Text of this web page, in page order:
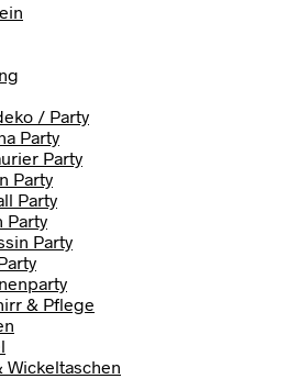
/ Party
Party
Party
Party
Party
Party
Party
& Pflege
Wickeltaschen